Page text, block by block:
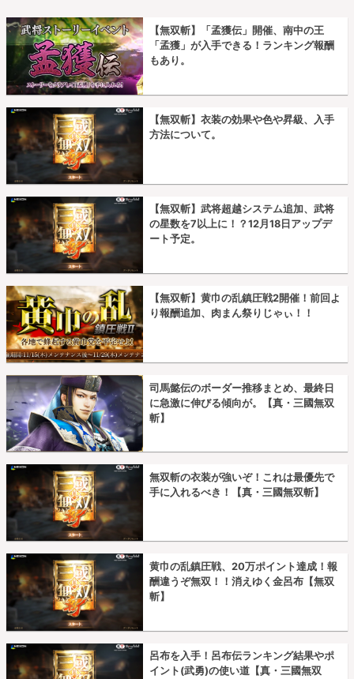
【無双斬】「孟獲伝」開催、南中の王
「孟獲」が入手できる！ランキング報酬
もあり。
【無双斬】衣装の効果や色や昇級、入手
方法について。
【無双斬】武将超越システム追加、武将
の星数を7以上に！？12月18日アップデ
ート予定。
【無双斬】黄巾の乱鎮圧戦2開催！前回よ
り報酬追加、肉まん祭りじゃぃ！！
司馬懿伝のボーダー推移まとめ、最終日
に急激に伸びる傾向が。【真・三國無双
斬】
無双斬の衣装が強いぞ！これは最優先で
手に入れるべき！【真・三國無双斬】
黄巾の乱鎮圧戦、20万ポイント達成！報
酬違うぞ無双！！消えゆく金呂布【無双
斬】
呂布を入手！呂布伝ランキング結果やポ
イント(武勇)の使い道【真・三國無双